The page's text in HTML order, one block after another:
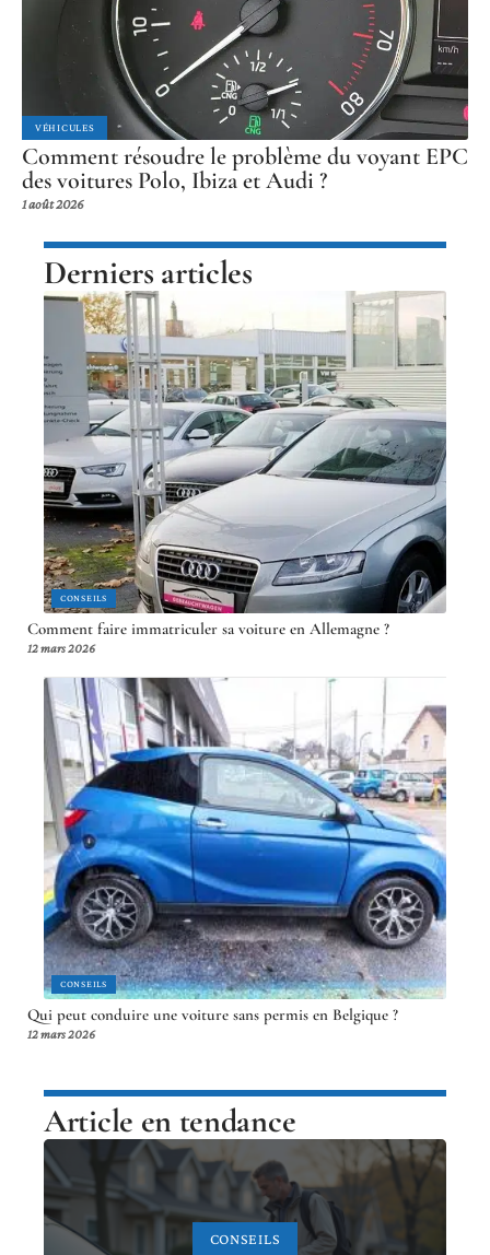
VÉHICULES
Comment résoudre le problème du voyant EPC
des voitures Polo, Ibiza et Audi ?
1 août 2026
Derniers articles
CONSEILS
Comment faire immatriculer sa voiture en Allemagne ?
12 mars 2026
CONSEILS
Qui peut conduire une voiture sans permis en Belgique ?
12 mars 2026
Article en tendance
CONSEILS